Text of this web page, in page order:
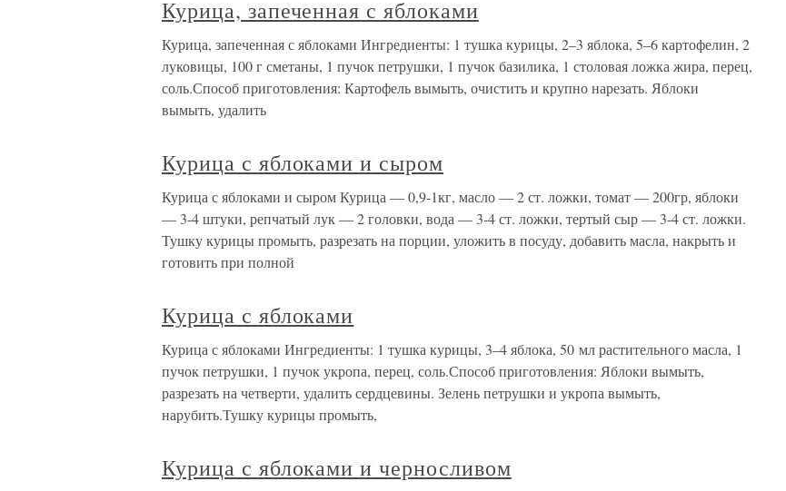
Курица, запеченная с яблоками
Курица, запеченная с яблоками Ингредиенты: 1 тушка курицы, 2–3 яблока, 5–6 картофелин, 2
луковицы, 100 г сметаны, 1 пучок петрушки, 1 пучок базилика, 1 столовая ложка жира, перец,
соль.Способ приготовления: Картофель вымыть, очистить и крупно нарезать. Яблоки
вымыть, удалить
Курица с яблоками и сыром
Курица с яблоками и сыром Курица — 0,9-1кг, масло — 2 ст. ложки, томат — 200гр, яблоки
— 3-4 штуки, репчатый лук — 2 головки, вода — 3-4 ст. ложки, тертый сыр — 3-4 ст. ложки.
Тушку курицы промыть, разрезать на порции, уложить в посуду, добавить масла, накрыть и
готовить при полной
Курица с яблоками
Курица с яблоками Ингредиенты: 1 тушка курицы, 3–4 яблока, 50 мл растительного масла, 1
пучок петрушки, 1 пучок укропа, перец, соль.Способ приготовления: Яблоки вымыть,
разрезать на четверти, удалить сердцевины. Зелень петрушки и укропа вымыть,
нарубить.Тушку курицы промыть,
Курица с яблоками и черносливом